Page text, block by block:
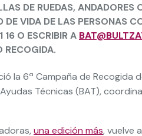
DE RUEDAS,
VIDA DE LAS PERSONAS
O ESCRIBIR A
RECOGIDA.
la 6ª Campaña de Recogida
Técnicas (BAT),
una edición más, vuelve